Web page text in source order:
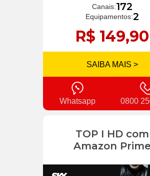
Canais:172
Equipamentos:2
R$ 149,90
SAIBA MAIS >
Whatsapp 0800
TOP I HD com
Amazon Prime